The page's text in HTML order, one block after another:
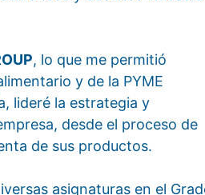
, lo que me permitió
y de la PYME
lideré la estrategia y
desde el proceso de
de sus productos.
asignaturas en el